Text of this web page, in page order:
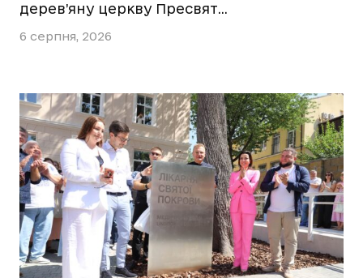
дерев’яну церкву Пресвят…
6 серпня, 2026